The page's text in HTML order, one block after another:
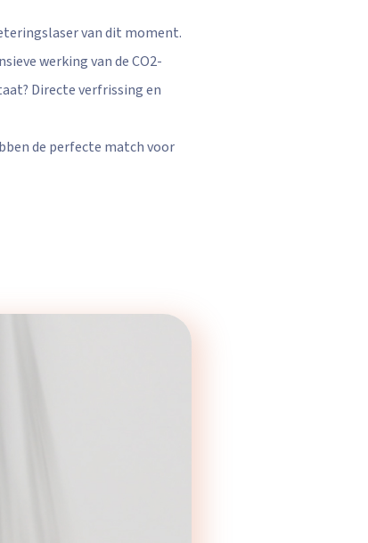
van dit moment.
werking van de CO2-
Directe verfrissing en
de perfecte match voor